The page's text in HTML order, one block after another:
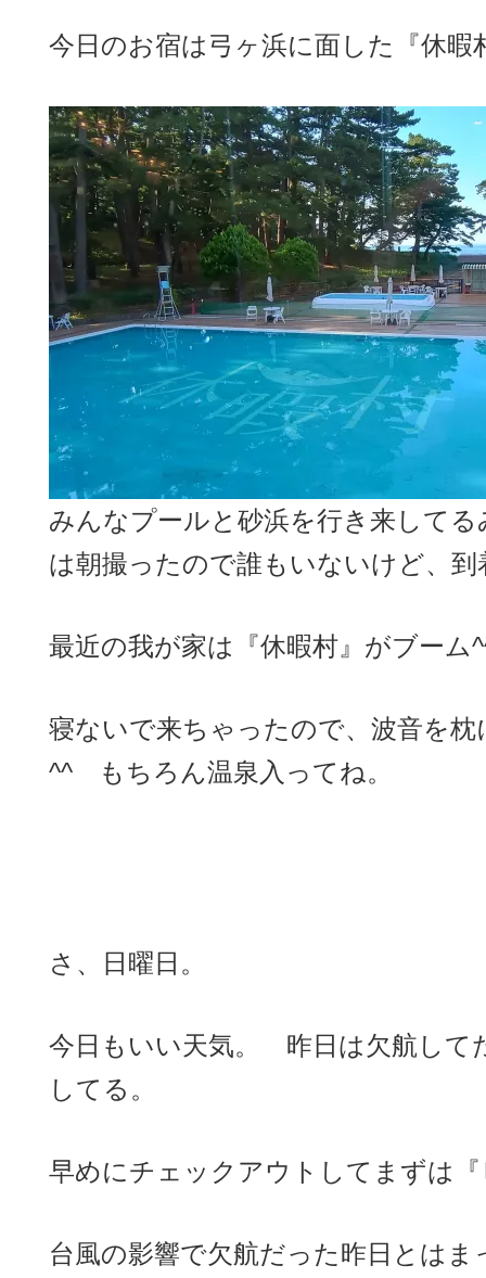
今日のお宿は弓ヶ浜に面した『休暇
みんなプールと砂浜を行き来して
は朝撮ったので誰もいないけど、
最近の我が家は『休暇村』がブーム
寝ないで来ちゃったので、波音を
^^ もちろん温泉入ってね。
さ、日曜日。
今日もいい天気。 昨日は欠航して
してる。
早めにチェックアウトしてまずは
台風の影響で欠航だった昨日とは